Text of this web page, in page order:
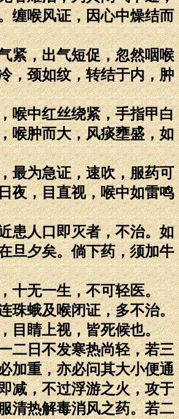
缠喉风证，因心中燥结而
紧，出气短促，忽然咽喉
，颈如纹，转结于内，肿
喉中红丝绕紧，手指甲白
喉肿而大，风痰壅盛，如
最为急证，速吹，服药可
夜，目直视，喉中如雷鸣
患人口即灭者，不治。如
旦夕矣。倘下药，须加牛
十无一生，不可轻医。
珠蛾及喉闭证，多不治。
目睛上视，皆死候也。
二日不发寒热尚轻，若三
加重，亦必问其大小便通
减，不过浮游之火，攻于
清热解毒消风之药。若二